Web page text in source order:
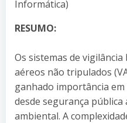
Informática)
RESUMO:
Os sistemas de
aéreos não tripulados
ganhado importância em
desde segurança
ambiental. A